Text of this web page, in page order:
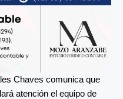
Chaves comunica que
atención el equipo de